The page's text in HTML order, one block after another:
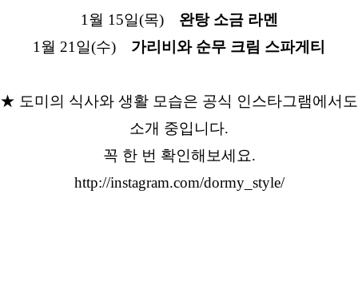
1월 15일(목) 완탕 소금 라멘
1월 21일(수) 가리비와 순무 크림 스파게티
★ 도미의 식사와 생활 모습은 공식 인스타그램에서도
소개 중입니다.
꼭 한 번 확인해보세요.
http://instagram.com/dormy_style/